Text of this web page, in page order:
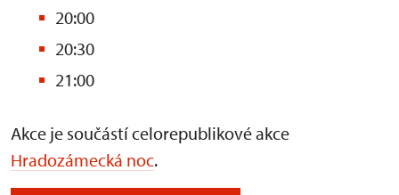
20:00
20:30
21:00
Akce je součástí celorepublikové akce
Hradozámecká noc.